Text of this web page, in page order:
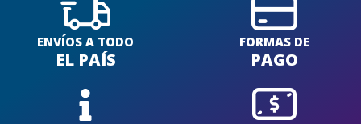
ENVÍOS A TODO
EL PAÍS
FORMAS DE
PAGO